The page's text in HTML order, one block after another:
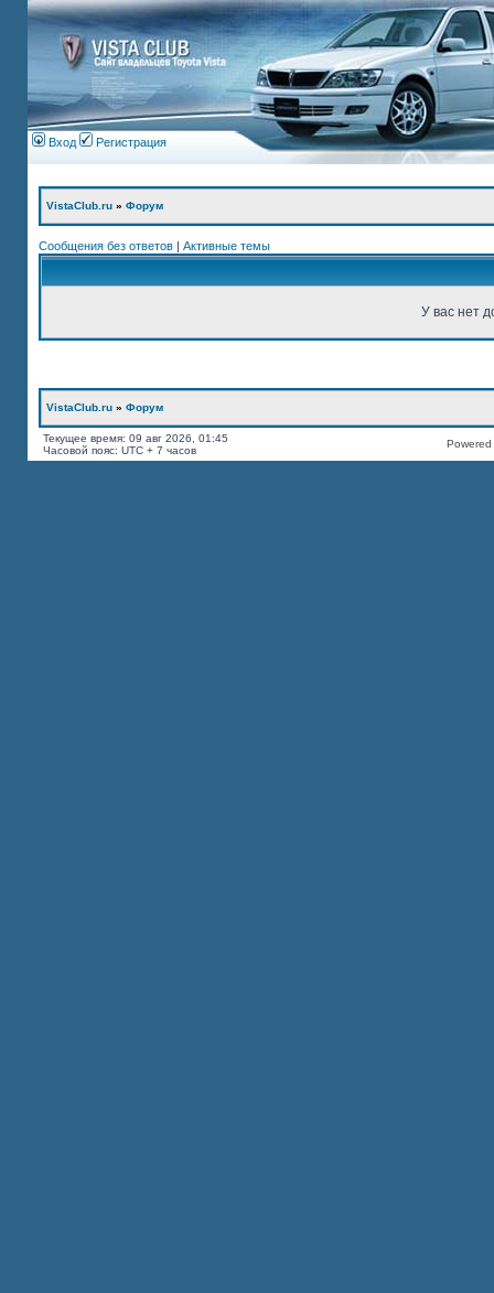
Вход Регистрация
VistaClub.ru » Форум
Сообщения без ответов | Активные темы
У вас нет
VistaClub.ru » Форум
Текущее время: 09 авг 2026, 01:45
Часовой пояс: UTC + 7 часов